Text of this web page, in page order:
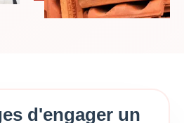
d'engager un